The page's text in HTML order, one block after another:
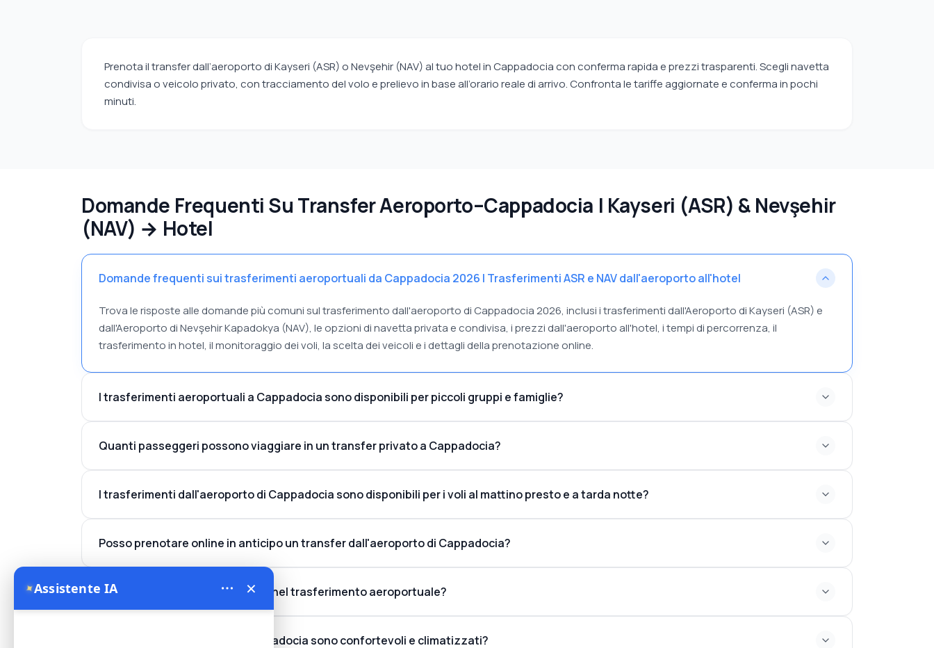
Prenota il transfer dall’aeroporto di Kayseri (ASR) o Nevşehir (NAV) al tuo hotel in Cappadocia con conferma rapida e prezzi trasparenti. Scegli navetta
condivisa o veicolo privato, con tracciamento del volo e prelievo in base all’orario reale di arrivo. Confronta le tariffe aggiornate e conferma in pochi
minuti.
Domande Frequenti Su Transfer Aeroporto–Cappadocia | Kayseri (ASR) & Nevşehir
(NAV) → Hotel
Domande frequenti sui trasferimenti aeroportuali da Cappadocia 2026 | Trasferimenti ASR e NAV dall'aeroporto all'hotel
Trova le risposte alle domande più comuni sul trasferimento dall'aeroporto di Cappadocia 2026, inclusi i trasferimenti dall'Aeroporto di Kayseri (ASR) e
dall'Aeroporto di Nevşehir Kapadokya (NAV), le opzioni di navetta privata e condivisa, i prezzi dall'aeroporto all'hotel, i tempi di percorrenza, il
trasferimento in hotel, il monitoraggio dei voli, la scelta dei veicoli e i dettagli della prenotazione online.
I trasferimenti aeroportuali a Cappadocia sono disponibili per piccoli gruppi e famiglie?
Quanti passeggeri possono viaggiare in un transfer privato a Cappadocia?
I trasferimenti dall'aeroporto di Cappadocia sono disponibili per i voli al mattino presto e a tarda notte?
Posso prenotare online in anticipo un transfer dall'aeroporto di Cappadocia?
Il trasporto dei bagagli è incluso nel trasferimento aeroportuale?
I veicoli di trasferimento in Cappadocia sono confortevoli e climatizzati?
✦Assistente IA ×